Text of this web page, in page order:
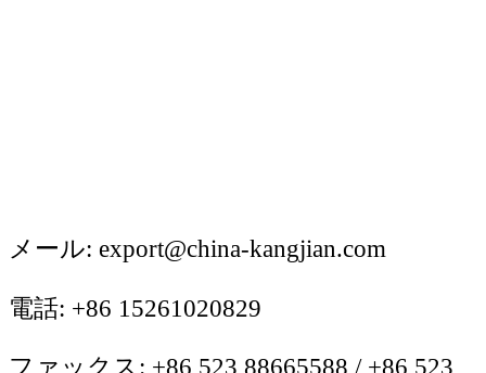
メール: export@china-kangjian.com
電話: +86 15261020829
ファックス: +86 523 88665588 / +86 523